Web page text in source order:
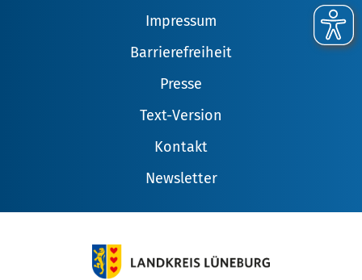
Impressum
Barrierefreiheit
Presse
Text-Version
Kontakt
Newsletter